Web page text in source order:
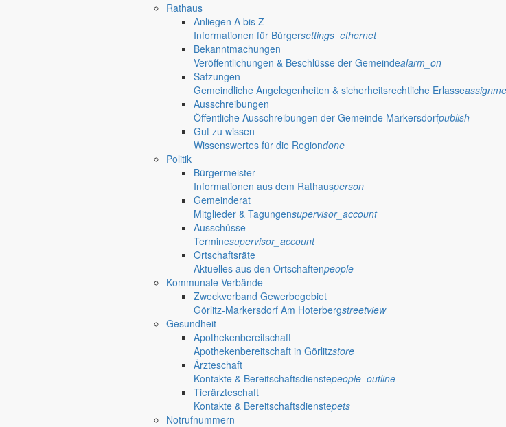
Rathaus
Anliegen A bis Z
Informationen für Bürgersettings_ethernet
Bekanntmachungen
Veröffentlichungen & Beschlüsse der Gemeindealarm_on
Satzungen
Gemeindliche Angelegenheiten & sicherheitsrechtliche Erlasse
Ausschreibungen
Öffentliche Ausschreibungen der Gemeinde Markersdorfpublish
Gut zu wissen
Wissenswertes für die Regiondone
Politik
Bürgermeister
Informationen aus dem Rathausperson
Gemeinderat
Mitglieder & Tagungensupervisor_account
Ausschüsse
Terminesupervisor_account
Ortschaftsräte
Aktuelles aus den Ortschaftenpeople
Kommunale Verbände
Zweckverband Gewerbegebiet
Görlitz-Markersdorf Am Hoterbergstreetview
Gesundheit
Apothekenbereitschaft
Apothekenbereitschaft in Görlitzstore
Ärzteschaft
Kontakte & Bereitschaftsdienstepeople_outline
Tierärzteschaft
Kontakte & Bereitschaftsdienstepets
Notrufnummern